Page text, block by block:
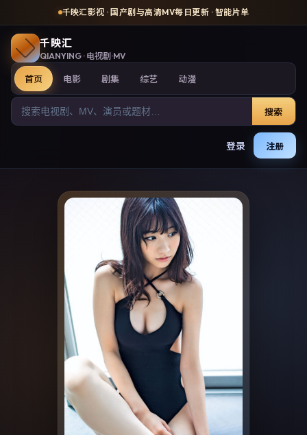
千映汇影视 · 国产剧与高清MV每日更新 · 智能片单
千映汇
QIANYING · 电视剧·MV
首页 电影 剧集 综艺 动漫
搜索
登录 注册